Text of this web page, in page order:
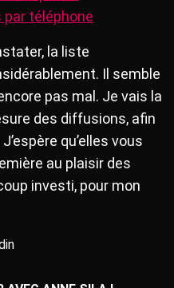
téléphone
la liste
Il semble
pas mal. Je vais la
des diffusions, afin
qu’elles vous
au plaisir des
investi, pour mon